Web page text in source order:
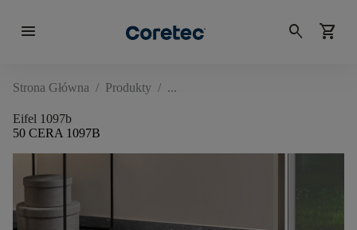
menu search shopping_cart
Strona Główna / Produkty /
Eifel 1097b
50 CERA 1097B